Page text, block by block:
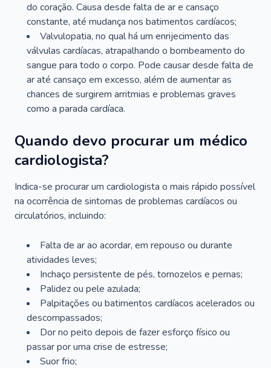
do coração. Causa desde falta de ar e cansaço
constante, até mudança nos batimentos cardíacos;
Valvulopatia, no qual há um enrijecimento das
válvulas cardíacas, atrapalhando o bombeamento do
sangue para todo o corpo. Pode causar desde falta de
ar até cansaço em excesso, além de aumentar as
chances de surgirem arritmias e problemas graves
como a parada cardíaca.
Quando devo procurar um médico
cardiologista?
Indica-se procurar um cardiologista o mais rápido possível
na ocorrência de sintomas de problemas cardíacos ou
circulatórios, incluindo:
Falta de ar ao acordar, em repouso ou durante
atividades leves;
Inchaço persistente de pés, tornozelos e pernas;
Palidez ou pele azulada;
Palpitações ou batimentos cardíacos acelerados ou
descompassados;
Dor no peito depois de fazer esforço físico ou
passar por uma crise de estresse;
Suor frio;